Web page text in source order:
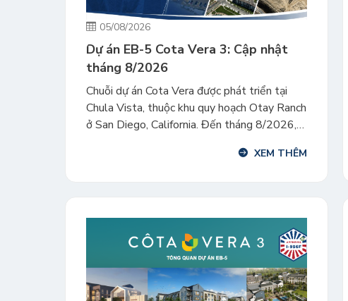
05/08/2026
Dự án EB-5 Cota Vera 3: Cập nhật
tháng 8/2026
Chuỗi dự án Cota Vera được phát triển tại
Chula Vista, thuộc khu quy hoạch Otay Ranch
ở San Diego, California. Đến tháng 8/2026,
đang thi công. Cota Vera 2 tăng tỷ lệ cho
XEM THÊM